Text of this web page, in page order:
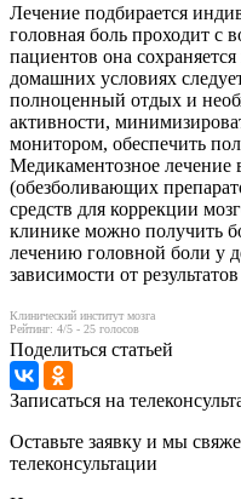
Лечение подбирается
головная боль проходит с
пациентов она
домашних условиях
полноценный отдых и
активности,
монитором, обеспечить
Медикаментозное лечение
(обезболивающих
средств для коррекции
клинике можно получить
лечению головной боли у
зависимости от
Клинический институт мозга
Рейтинг: 4/5 - 25 голосов
Поделиться статьей
Записаться на
Оставьте заявку и мы
телеконсультации